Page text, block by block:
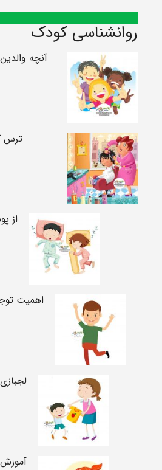
روانشناسی کودک
آنچه
ترس
از
اهمیت